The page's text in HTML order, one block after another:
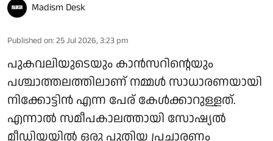
Madism Desk
Published on: 25 Jul 2026, 3:23 pm
പുകവലിയുടെയും കാൻസറിന്റെയും
പശ്ചാത്തലത്തിലാണ് നമ്മൾ സാധാരണയായി
നിക്കോട്ടിൻ എന്ന പേര് കേൾക്കാറുള്ളത്.
എന്നാൽ സമീപകാലത്തായി സോഷ്യൽ
മീഡിയയിൽ ഒരു പുതിയ പ്രചാരണം